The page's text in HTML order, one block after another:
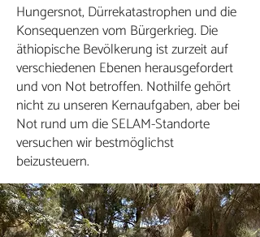
Hungersnot, Dürrekatastrophen und die
Konsequenzen vom Bürgerkrieg. Die
äthiopische Bevölkerung ist zurzeit auf
verschiedenen Ebenen herausgefordert
und von Not betroffen. Nothilfe gehört
nicht zu unseren Kernaufgaben, aber bei
Not rund um die SELAM-Standorte
versuchen wir bestmöglichst
beizusteuern.